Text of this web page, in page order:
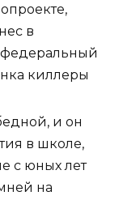
в
федеральный
киллеры
и он
в школе,
с юных лет
на